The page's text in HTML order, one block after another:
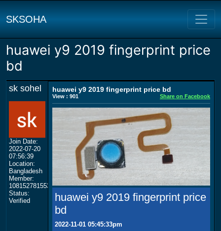
SKSOHA
huawei y9 2019 fingerprint price
bd
sk sohel
Join Date:
2022-07-20
07:56:39
Location:
Bangladesh
Member:
108152781553702003801
Status:
Verified
huawei y9 2019 fingerprint price bd
View : 901 Share on Facebook
huawei y9 2019 fingerprint price
bd
2022-11-01 05:45:33pm